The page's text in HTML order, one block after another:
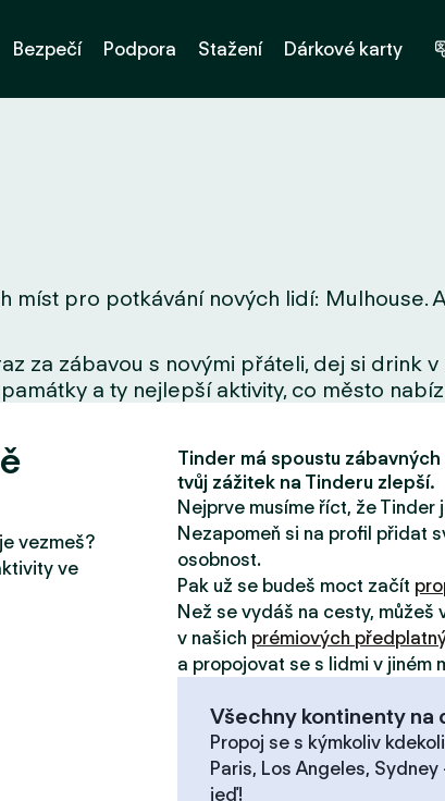
Bezpečí Podpora Stažení Dárkové karty
pro potkávání nových lidí: Mulhouse.
za zábavou s novými přáteli, dej si drink
a ty nejlepší aktivity, co město
vezmeš?
ve
Tinder má spoustu
tvůj zážitek na Tinderu zlepší.
Nejprve musíme říct, že
Nezapomeň si na profil přidat
osobnost.
Pak už se budeš moct začít
Než se vydáš na cesty, můžeš
v našich prémiových
a propojovat se s lidmi v jiném
Všechny kontinenty na
Propoj se s kýmkoliv
Paris, Los Angeles,
jeď!